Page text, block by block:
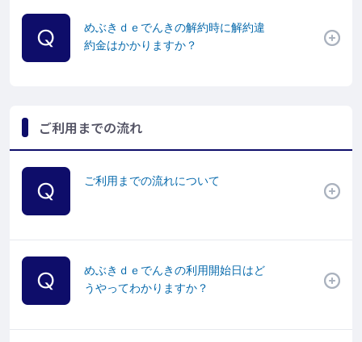
めぶきｄｅでんきの解約時に解約違
約金はかかりますか？
ご利用までの流れ
ご利用までの流れについて
めぶきｄｅでんきの利用開始日はど
うやってわかりますか？